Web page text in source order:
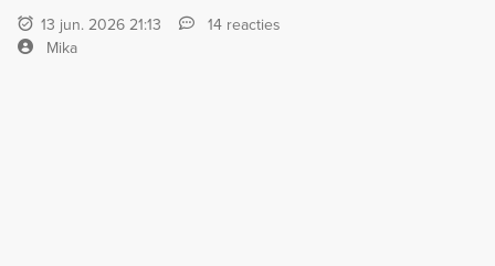
13 jun. 2026 21:13
14 reacties
Mika